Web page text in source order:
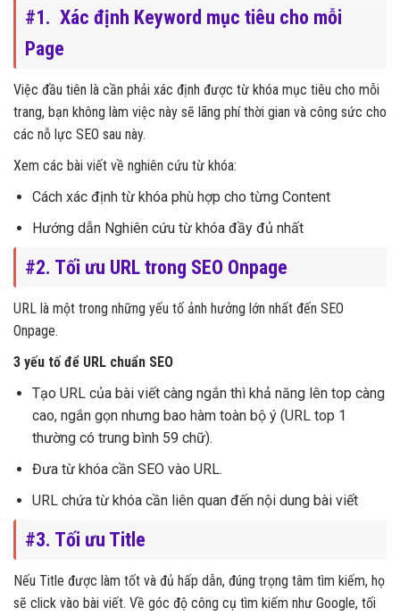
#1. Xác định Keyword mục tiêu cho mỗi
Page
Việc đầu tiên là cần phải xác định được từ khóa mục tiêu cho mỗi
trang, bạn không làm việc này sẽ lãng phí thời gian và công sức cho
các nỗ lực SEO sau này.
Xem các bài viết về nghiên cứu từ khóa:
Cách xác định từ khóa phù hợp cho từng Content
Hướng dẫn Nghiên cứu từ khóa đầy đủ nhất
#2. Tối ưu URL trong SEO Onpage
URL là một trong những yếu tố ảnh hưởng lớn nhất đến SEO
Onpage.
3 yếu tố để URL chuẩn SEO
Tạo URL của bài viết càng ngắn thì khả năng lên top càng
cao, ngắn gọn nhưng bao hàm toàn bộ ý (URL top 1
thường có trung bình 59 chữ).
Đưa từ khóa cần SEO vào URL.
URL chứa từ khóa cần liên quan đến nội dung bài viết
#3. Tối ưu Title
Nếu Title được làm tốt và đủ hấp dẫn, đúng trọng tâm tìm kiếm, họ
sẽ click vào bài viết. Về góc độ công cụ tìm kiếm như Google, tối